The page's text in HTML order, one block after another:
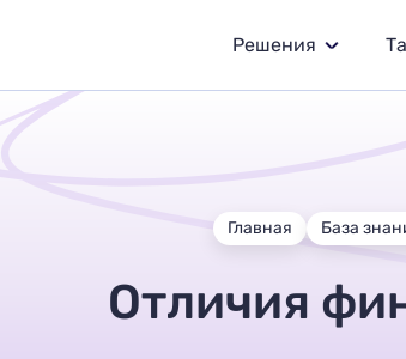
Решения
Главная База
Отличия